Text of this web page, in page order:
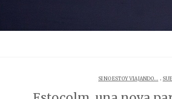
SI NO ESTOY VIAJANDO... .